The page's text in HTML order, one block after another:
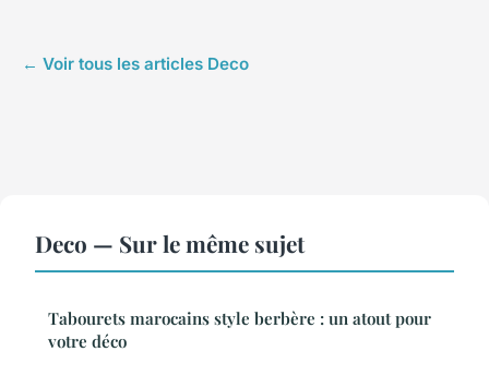
← Voir tous les articles Deco
Deco — Sur le même sujet
Tabourets marocains style berbère : un atout pour
votre déco